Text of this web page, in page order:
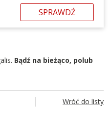
SPRAWDŹ
Bądź na bieżąco, polub
Wróć do listy